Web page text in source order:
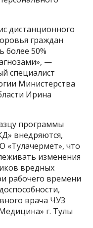
дистанционного
граждан
более 50%
—
специалист
Министерства
Ирина
программы
внедряются,
«Тулачермет», что
изменения
вредных
рабочего времени
врача ЧУЗ
г. Тулы